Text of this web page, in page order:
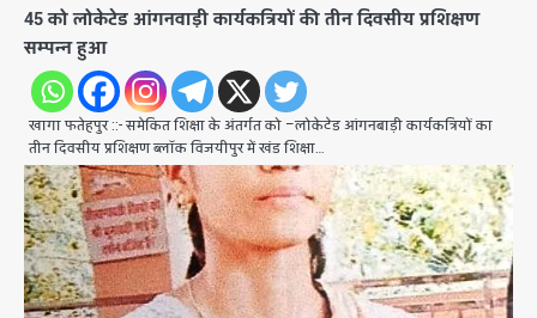
45 को लोकेटेड आंगनवाड़ी कार्यकत्रियों की तीन दिवसीय प्रशिक्षण
सम्पन्न हुआ
खागा फतेहपुर ::- समेकित शिक्षा के अंतर्गत को –लोकेटेड आंगनबाड़ी कार्यकत्रियों का
तीन दिवसीय प्रशिक्षण ब्लॉक विजयीपुर में खंड शिक्षा…